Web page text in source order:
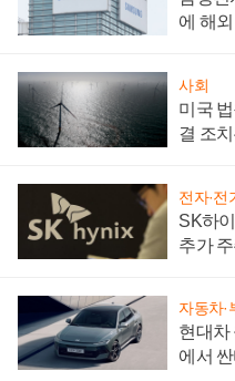
에 해
사회
미국
결 조
전자·전
SK하
추가
자동차·
현대차
에서